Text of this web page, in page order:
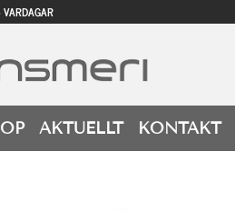
AKTUELLT KONTAKT